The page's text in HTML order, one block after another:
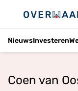
NieuwsInvesteren
Coen van